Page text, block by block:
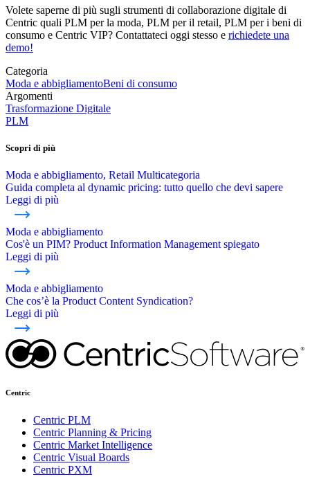
Volete saperne di più sugli strumenti di collaborazione digitale di
Centric quali PLM per la moda, PLM per il retail, PLM per i beni di
consumo e Centric VIP? Contattateci oggi stesso e richiedete una
demo!
Categoria
Moda e abbigliamentoBeni di consumo
Argomenti
Trasformazione Digitale
PLM
Scopri di più
Moda e abbigliamento, Retail Multicategoria
Guida completa al dynamic pricing: tutto quello che devi sapere
Leggi di più
Moda e abbigliamento
Cos'è un PIM? Product Information Management spiegato
Leggi di più
Moda e abbigliamento
Che cos’è la Product Content Syndication?
Leggi di più
Centric
Centric PLM
Centric Planning & Pricing
Centric Market Intelligence
Centric Visual Boards
Centric PXM